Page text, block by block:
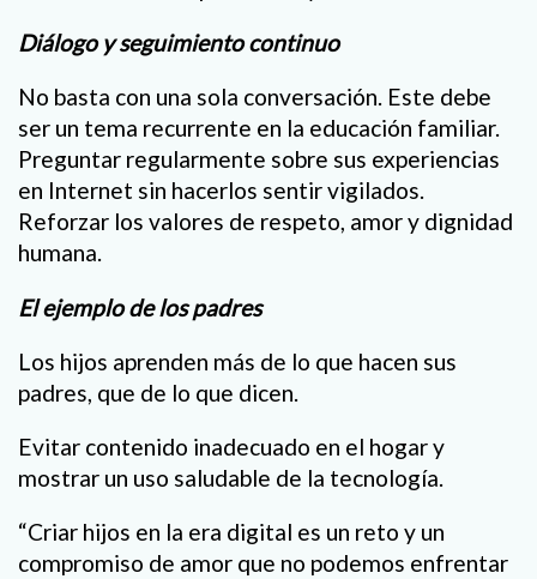
Diálogo y seguimiento continuo
No basta con una sola conversación. Este debe
ser un tema recurrente en la educación familiar.
Preguntar regularmente sobre sus experiencias
en Internet sin hacerlos sentir vigilados.
Reforzar los valores de respeto, amor y dignidad
humana.
El ejemplo de los padres
Los hijos aprenden más de lo que hacen sus
padres, que de lo que dicen.
Evitar contenido inadecuado en el hogar y
mostrar un uso saludable de la tecnología.
“Criar hijos en la era digital es un reto y un
compromiso de amor que no podemos enfrentar